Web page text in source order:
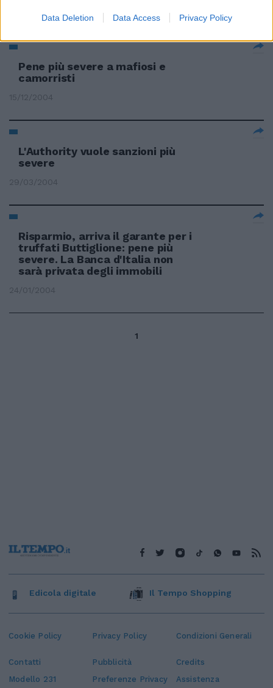
Data Deletion Data Access Privacy Policy
Pene più severe a mafiosi e
camorristi
15/12/2004
L'Authority vuole sanzioni più
severe
29/03/2004
Risparmio, arriva il garante per i
truffati Buttiglione: pene più
severe. La Banca d'Italia non
sarà privata degli immobili
24/01/2004
1
Cookie Policy Privacy Policy Condizioni Generali
Contatti Pubblicità
Credits
Modello 231
Preferenze Privacy Assistenza
Edicola digitale Il Tempo Shopping